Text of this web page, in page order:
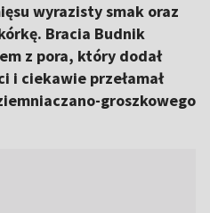
wyrazisty smak oraz
Bracia Budnik
z pora, który dodał
i ciekawie przełamał
groszkowego